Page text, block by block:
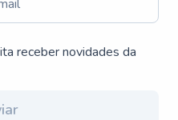
receber novidades da